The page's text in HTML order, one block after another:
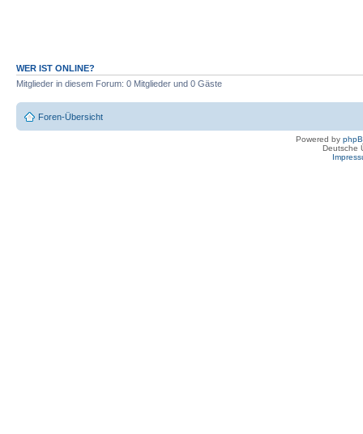
WER IST ONLINE?
Mitglieder in diesem Forum: 0 Mitglieder und 0 Gäste
Foren-Übersicht
Powered by
Deutsche